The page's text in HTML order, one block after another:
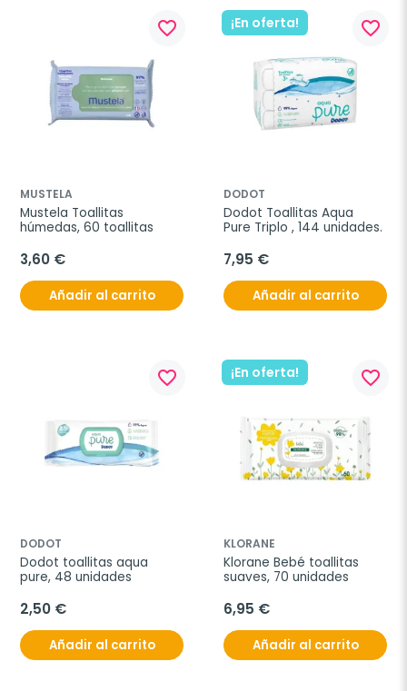
favorite_border
MUSTELA
Mustela Toallitas
húmedas, 60 toallitas
3,60 €
Añadir al carrito
¡En oferta! favorite_border
DODOT
Dodot Toallitas Aqua
Pure Triplo , 144 unidades.
7,95 €
Añadir al carrito
favorite_border
DODOT
Dodot toallitas aqua
pure, 48 unidades
2,50 €
Añadir al carrito
¡En oferta! favorite_border
KLORANE
Klorane Bebé toallitas
suaves, 70 unidades
6,95 €
Añadir al carrito